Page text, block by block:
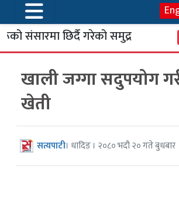
संसारमा छिर्दै गरेको समुद्र
खाली जग्गा सदुपयोग
खेती
सत्यपाटी। धादिङ । २०८० भदौ २० गते बुधबार